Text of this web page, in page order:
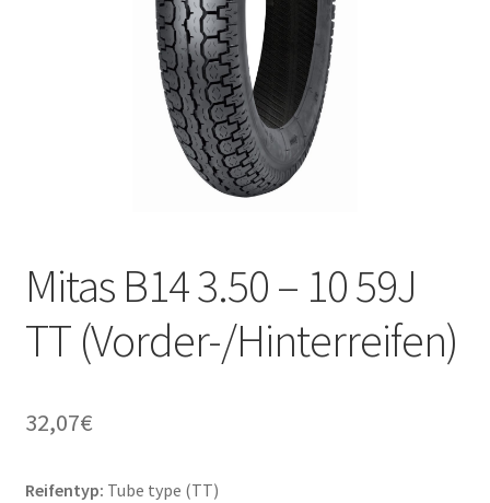
Mitas B14 3.50 – 10 59J
TT (Vorder-/Hinterreifen)
32,07€
Reifentyp: Tube type (TT)